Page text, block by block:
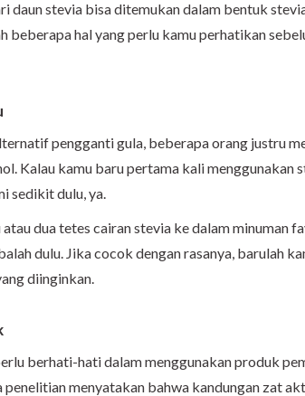
daun stevia bisa ditemukan dalam bentuk
beberapa hal yang perlu kamu perhatikan
pengganti gula, beberapa orang justru
Kalau kamu baru pertama kali menggunakan
sedikit dulu, ya.
dua tetes cairan stevia ke dalam minuman
dulu. Jika cocok dengan rasanya, barulah
diinginkan.
berhati-hati dalam menggunakan produk
penelitian menyatakan bahwa kandungan zat